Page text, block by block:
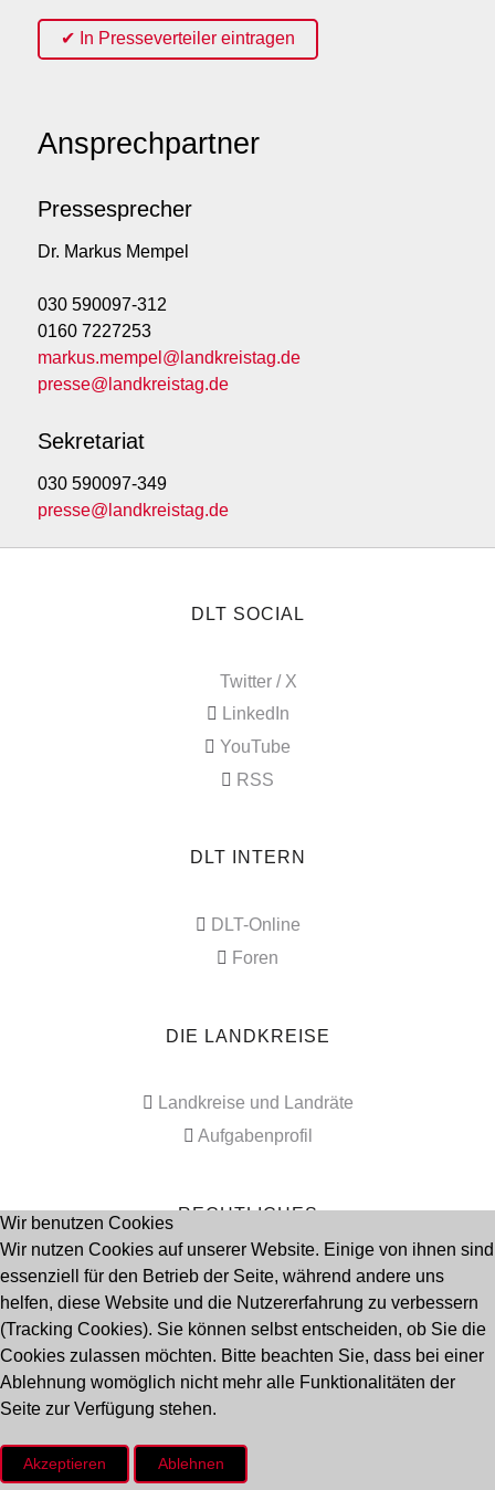
✔ In Presseverteiler eintragen
Ansprechpartner
Pressesprecher
Dr. Markus Mempel
030 590097-312
0160 7227253
markus.mempel@landkreistag.de
presse@landkreistag.de
Sekretariat
030 590097-349
presse@landkreistag.de
DLT SOCIAL
Twitter / X
LinkedIn
YouTube
RSS
DLT INTERN
DLT-Online
Foren
DIE LANDKREISE
Landkreise und Landräte
Aufgabenprofil
RECHTLICHES
Impressum
Datenschutz
Seitenanfang
© 2009 - 2023 Deutscher Landkreistag
Wir benutzen Cookies
Wir nutzen Cookies auf unserer Website. Einige von ihnen sind
essenziell für den Betrieb der Seite, während andere uns
helfen, diese Website und die Nutzererfahrung zu verbessern
(Tracking Cookies). Sie können selbst entscheiden, ob Sie die
Cookies zulassen möchten. Bitte beachten Sie, dass bei einer
Ablehnung womöglich nicht mehr alle Funktionalitäten der
Seite zur Verfügung stehen.
Akzeptieren Ablehnen